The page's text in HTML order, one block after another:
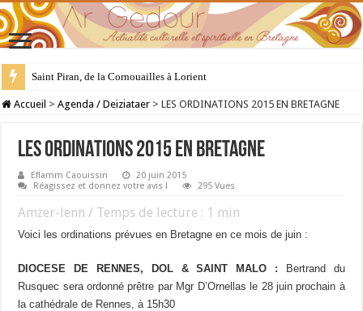
Saint Piran, de la Cornouailles à Lorient
28 juillet : Saint Samson de Dol, père de la Bretagne chrétienne
Accueil > Agenda / Deiziataer > LES ORDINATIONS 2015 EN BRETAGNE
LES ORDINATIONS 2015 EN BRETAGNE
Eflamm Caouissin
20 juin 2015
Réagissez et donnez votre avis !
295 Vues
Amzer-lenn / Temps de lecture : 1 min
Voici les ordinations prévues en Bretagne en ce mois de juin :
DIOCESE DE RENNES, DOL & SAINT MALO : Bertrand du
Rusquec sera ordonné prêtre par Mgr D’Ornellas le 28 juin prochain à
la cathédrale de Rennes, à 15h30